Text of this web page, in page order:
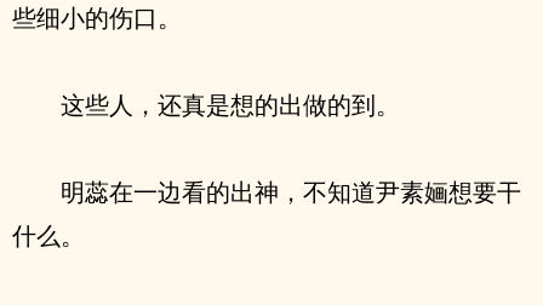
些细小的伤口。
这些人，还真是想的出做的到。
明蕊在一边看的出神，不知道尹素婳想要干
什么。